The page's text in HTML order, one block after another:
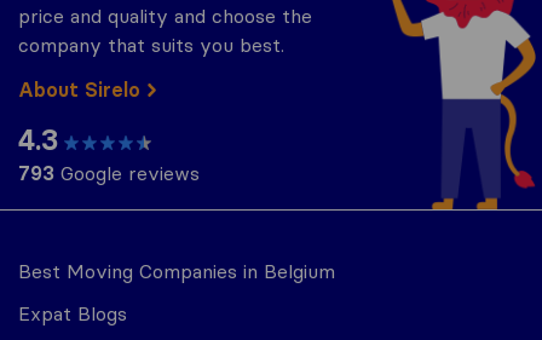
Best Moving Companies in Belgium
Expat Blogs
price and quality and choose the
company that suits you best.
About Sirelo
4.3
793 Google reviews